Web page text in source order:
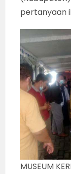
pertanyaan
MUSEUM